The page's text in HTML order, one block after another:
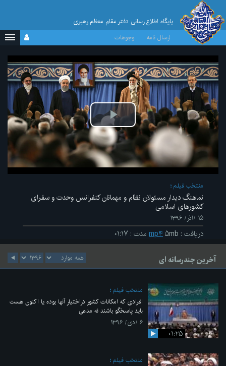
پایگاه اطلاع رسانی دفتر مقام معظم رهبری
ارسال نامه
وجوهات
پخش
ویدیو
منتخب فیلم
نماهنگ دیدار مسئولان نظام و مهمانان کنفرانس وحدت و سفرای
کشورهای اسلامی
۱۵ /آذر/ ۱۳۹۶
دریافت : mp۴۵mb مدت : ۰۱:۱۷
آخرین چندرسانه ای
۰۱:۲۵
منتخب فیلم
افرادی که امکانات کشور دراختیار آنها بوده یا اکنون هست
باید پاسخگو باشند نه مدعی
۶ /دی/ ۱۳۹۶
منتخب فیلم